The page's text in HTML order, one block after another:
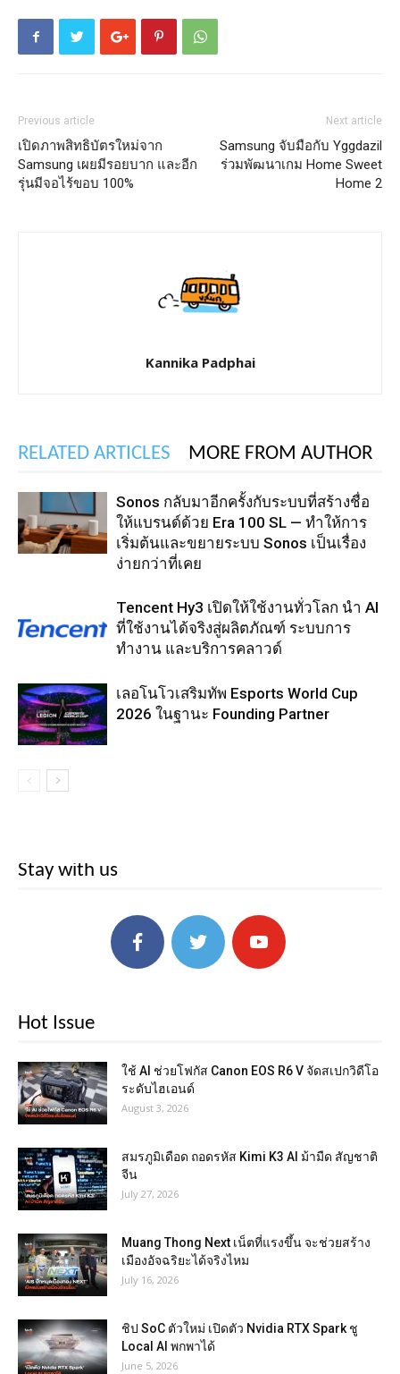
Previous article
เปิดภาพสิทธิบัตรใหม่จาก
Samsung เผยมีรอยบาก และอีก
รุ่นมีจอไร้ขอบ 100%
Next article
Samsung จับมือกับ Yggdazil
ร่วมพัฒนาเกม Home Sweet
Home 2
Kannika Padphai
RELATED ARTICLES MORE FROM AUTHOR
Sonos กลับมาอีกครั้งกับระบบที่สร้างชื่อ
ให้แบรนด์ด้วย Era 100 SL — ทำให้การ
เริ่มต้นและขยายระบบ Sonos เป็นเรื่อง
ง่ายกว่าที่เคย
Tencent Hy3 เปิดให้ใช้งานทั่วโลก นำ AI
ที่ใช้งานได้จริงสู่ผลิตภัณฑ์ ระบบการ
ทำงาน และบริการคลาวด์
เลอโนโวเสริมทัพ Esports World Cup
2026 ในฐานะ Founding Partner
Stay with us
Hot Issue
ใช้ AI ช่วยโฟกัส Canon EOS R6 V จัดสเปกวิดีโอ
ระดับไฮเอนด์
August 3, 2026
สมรภูมิเดือด ถอดรหัส Kimi K3 AI ม้ามืด สัญชาติ
จีน
July 27, 2026
Muang Thong Next เน็ตที่แรงขึ้น จะช่วยสร้าง
เมืองอัจฉริยะได้จริงไหม
July 16, 2026
ชิป SoC ตัวใหม่ เปิดตัว Nvidia RTX Spark ชู
Local AI พกพาได้
June 5, 2026